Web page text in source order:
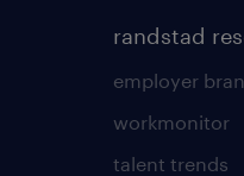
randstad
employer
workmonitor
talent trends